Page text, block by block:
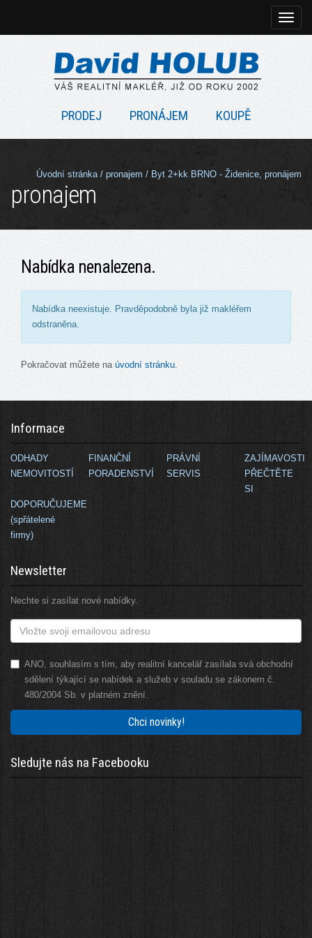
PRODEJ PRONÁJEM KOUPĚ
Úvodní stránka/ pronajem / Byt 2+kk BRNO - Židenice, pronájem
pronajem
Nabídka nenalezena.
Nabídka neexistuje. Pravděpodobně byla již makléřem
odstraněna.
Pokračovat můžete na úvodní stránku.
Informace
ODHADY
NEMOVITOSTÍ
FINANČNÍ
PORADENSTVÍ
PRÁVNÍ
SERVIS
ZAJÍMAVOSTI
PŘEČTĚTE
SI
DOPORUČUJEME
(spřátelené
firmy)
Newsletter
Nechte si zasílat nové nabídky.
ANO, souhlasím s tím, aby realitní kancelář zasílala svá obchodní
sdělení týkající se nabídek a služeb v souladu se zákonem č.
480/2004 Sb. v platném znění.
Chci novinky!
Sledujte nás na Facebooku